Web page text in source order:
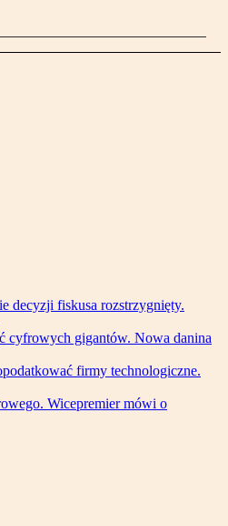
decyzji fiskusa rozstrzygnięty.
cyfrowych gigantów. Nowa danina
firmy technologiczne.
Wicepremier mówi o